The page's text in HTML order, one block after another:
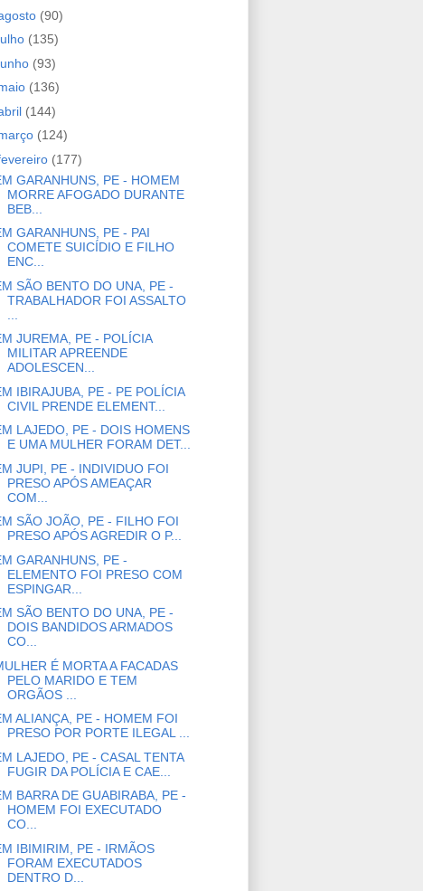
(90)
(135)
(93)
(136)
(144)
(124)
(177)
GARANHUNS, PE - HOMEM
MORRE AFOGADO DURANTE
BEB...
GARANHUNS, PE - PAI
COMETE SUICÍDIO E FILHO
ENC...
SÃO BENTO DO UNA, PE -
TRABALHADOR FOI ASSALTO
JUREMA, PE - POLÍCIA
MILITAR APREENDE
ADOLESCEN...
IBIRAJUBA, PE - PE POLÍCIA
CIVIL PRENDE ELEMENT...
LAJEDO, PE - DOIS HOMENS
E UMA MULHER FORAM DET...
JUPI, PE - INDIVIDUO FOI
PRESO APÓS AMEAÇAR
COM...
SÃO JOÃO, PE - FILHO FOI
PRESO APÓS AGREDIR O P...
GARANHUNS, PE -
ELEMENTO FOI PRESO COM
ESPINGAR...
SÃO BENTO DO UNA, PE -
DOIS BANDIDOS ARMADOS
CO...
É MORTA A FACADAS
PELO MARIDO E TEM
ORGÃOS ...
ALIANÇA, PE - HOMEM FOI
PRESO POR PORTE ILEGAL ...
LAJEDO, PE - CASAL TENTA
FUGIR DA POLÍCIA E CAE...
BARRA DE GUABIRABA, PE -
HOMEM FOI EXECUTADO
CO...
IBIMIRIM, PE - IRMÃOS
FORAM EXECUTADOS
DENTRO D...